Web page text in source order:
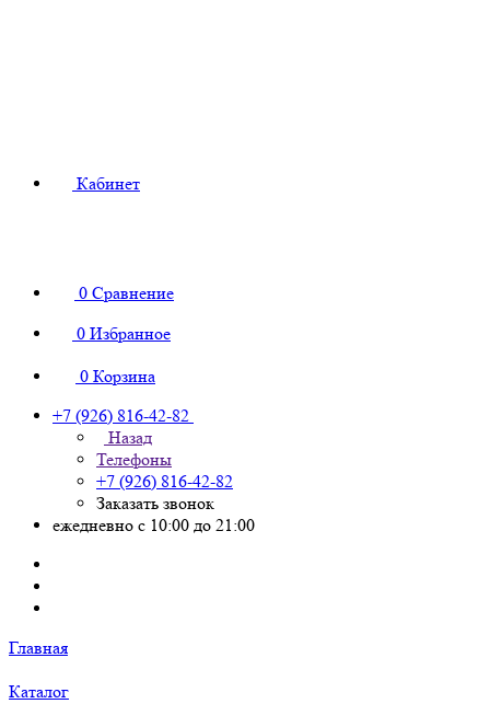
Кабинет
0 Сравнение
0 Избранное
0 Корзина
+7 (926) 816-42-82
Назад
Телефоны
+7 (926) 816-42-82
Заказать звонок
ежедневно с 10:00 до 21:00
Главная
Каталог